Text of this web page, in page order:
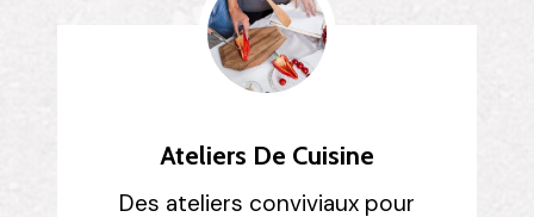
Ateliers De Cuisine
Des ateliers conviviaux pour